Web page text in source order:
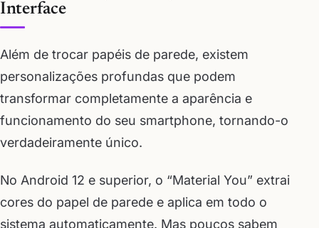
Interface
Além de trocar papéis de parede, existem
personalizações profundas que podem
transformar completamente a aparência e
funcionamento do seu smartphone, tornando-o
verdadeiramente único.
No Android 12 e superior, o “Material You” extrai
cores do papel de parede e aplica em todo o
sistema automaticamente. Mas poucos sabem